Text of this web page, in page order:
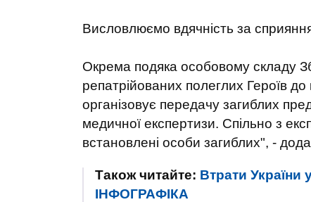
Висловлюємо вдячність за
Окрема подяка особовому складу
репатрійованих полеглих Героїв
організовує передачу загиблих
медичної експертизи. Спільно з
встановлені особи загиблих", -
Також читайте: Втрати України
ІНФОГРАФІКА